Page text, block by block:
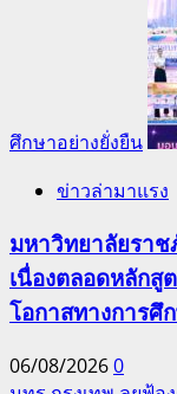
ศึกษาอย่างยั่งยืน
ข่าวล่ามาแรง
มหาวิทยาลัยรา
เนื่องตลอดหลักสู
โอกาสทางการศึ
06/08/20260